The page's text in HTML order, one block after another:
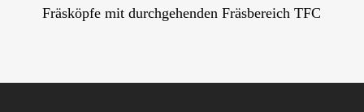
Fräsköpfe mit durchgehenden Fräsbereich TFC